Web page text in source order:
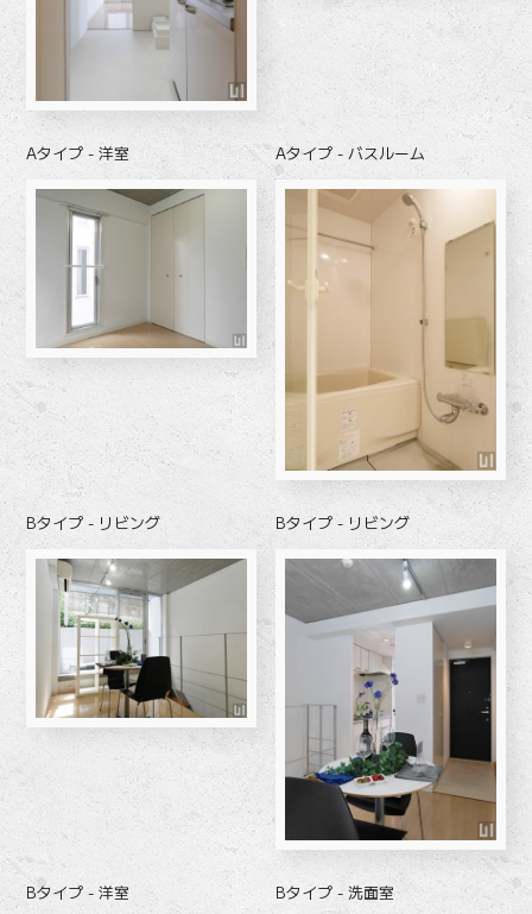
Aタイプ - 洋室 Aタイプ - バスルーム
Bタイプ - リビング Bタイプ - リビング
Bタイプ - 洋室 Bタイプ - 洗面室